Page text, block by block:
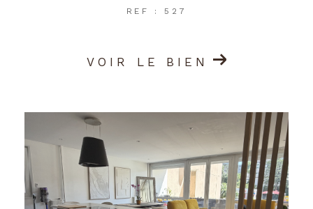
REF : 527
VOIR LE BIEN